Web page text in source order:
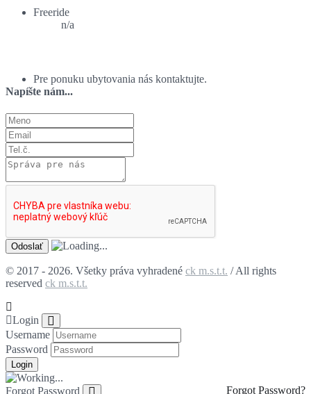
Freeride
n/a
Pre ponuku ubytovania nás kontaktujte.
Napíšte nám...
© 2017 - 2026. Všetky práva vyhradené ck m.s.t.t. / All rights
reserved ck m.s.t.t.
Login
Username
Password
Forgot Password?
Forgot Password